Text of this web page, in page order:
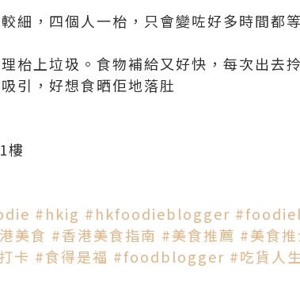
細，四個人一枱，只會變咗好多時間都
枱上垃圾。食物補給又好快，每次出去
引，好想食晒佢地落肚
樓
#hkig #hkfoodieblogger
美食 #香港美食指南 #美食推薦 #美食推
卡 #食得是福 #foodblogger #吃貨人生